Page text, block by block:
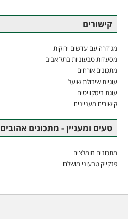
קישורים
מג'דרה עם עדשים ירוקות
מסעדות טבעוניות בתל אביב
מתכונים אורחים
עוגיות שיבולת שועל
עוגת ביסקוויטים
קישורים מעניינים
טעים ומעניין - מתכונים אהובים
מתכונים מומלצים
פנקייק טבעוני מושלם